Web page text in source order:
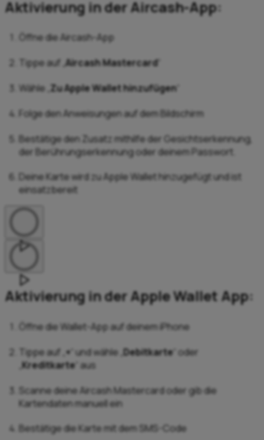
Aktivierung in der Aircash-App:
Öffne die Aircash-App
Tippe auf „Aircash Mastercard“
Wähle „ Zu Apple Wallet hinzufügen
Folge den Anweisungen auf dem Bildschirm
Bestätige den Zusatz mithilfe der Gesichtserkennung,
der Berührungserkennung oder deinem Passwort.
Deine Karte wird zu Apple Wallet hinzugefügt und ist
einsatzbereit
Aktivierung in der Apple Wallet App:
Öffne die Wallet-App auf deinem iPhone
Tippe auf „ + “ und wähle „ Debitkarte “ oder
Kreditkarte “ aus
Scanne deine Aircash Mastercard oder gib die
Kartendaten manuell ein
Bestätige die Karte mit dem SMS-Code